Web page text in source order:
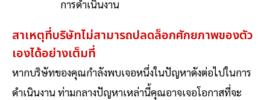
การดำเนินงาน
สาเหตุที่บริษัทไม่สามารถปลดล็อกศักยภาพของตัว
เองได้อย่างเต็มที่
หากบริษัทของคุณกำลังพบเจอหนึ่งในปัญหาดังต่อไปในการ
ดำเนินงาน ท่ามกลางปัญหาเหล่านี้คุณอาจเจอโอกาสที่จะ